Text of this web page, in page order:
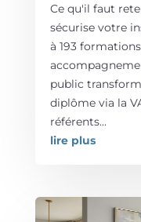
Ce qu'il faut
sécurise votre
à 193
public
diplôme via la
référents...
lire plus